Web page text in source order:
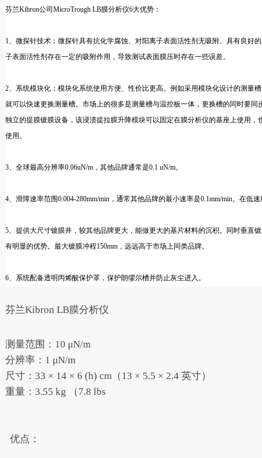
芬兰Kibron公司MicroTrough LB膜分析仪6大优势：
1、微探针技术：微探针具有抗化学腐蚀、对阳离子表面活性剂无吸附、具有良好
子表面活性剂存在一定的吸附作用，导致测试表面膜压时存在一些误差。
2、系统模块化：模块化系统使用方便、性价比更高。例如采用模块化设计的测量
就可以快速更换测量槽。市场上的很多是测量槽与温控板一体，更换槽的同时要
独立的提膜镀膜设备，该浸渍提拉膜升降模块可以固定在膜分析仪的基座上使用
使用。
3、全球最高分辨率0.06uN/m，其他品牌通常是0.1 uN/m。
4、滑障速率范围0.004-280mm/min，通常其他品牌的最小速率是0.1mm/min。在低
5、提供大尺寸镀膜井，较其他品牌更大，能做更大的基片材料的沉积。同时垂直
有明显的优势。最大镀膜冲程150mm，远远高于市场上同类品牌。
6、系统配备透明丙烯酸保护罩，保护朗缪尔槽并防止灰尘进入。
芬兰Kibron LB膜分析仪
测量范围：10 μN/m
分辨率：1 μN/m
尺寸：33 × 14 × 6 (h) cm（13 × 5.5 × 2.4 英寸）
重量：3.55 kg （7.8 lbs
优点：